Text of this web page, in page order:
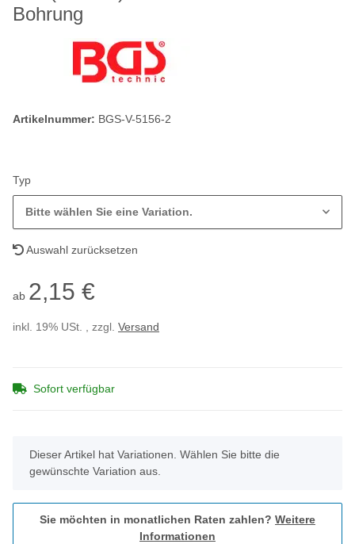
Bohrung
Artikelnummer: BGS-V-5156-2
Typ
Bitte wählen Sie eine Variation.
Auswahl zurücksetzen
ab 2,15 €
inkl. 19% USt. , zzgl. Versand
Sofort verfügbar
x
Dieser Artikel hat Variationen. Wählen Sie bitte die
gewünschte Variation aus.
Sie möchten in monatlichen Raten zahlen? Weitere
Informationen